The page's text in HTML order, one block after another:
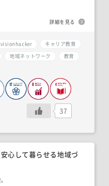
詳細を見る
visionhacker
キャリア教育
地域ネットワーク
教育
37
心して暮らせる地域づ